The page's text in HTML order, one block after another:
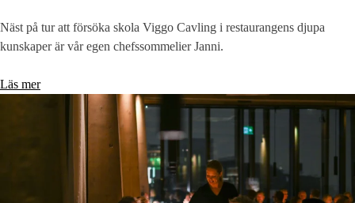
Näst på tur att försöka skola Viggo Cavling i restaurangens djupa
kunskaper är vår egen chefssommelier Janni.
Läs mer